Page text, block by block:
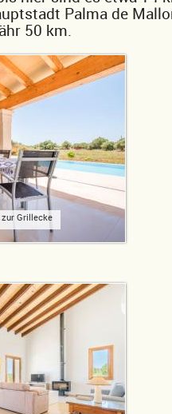
Palma de
50 km.
Grillecke